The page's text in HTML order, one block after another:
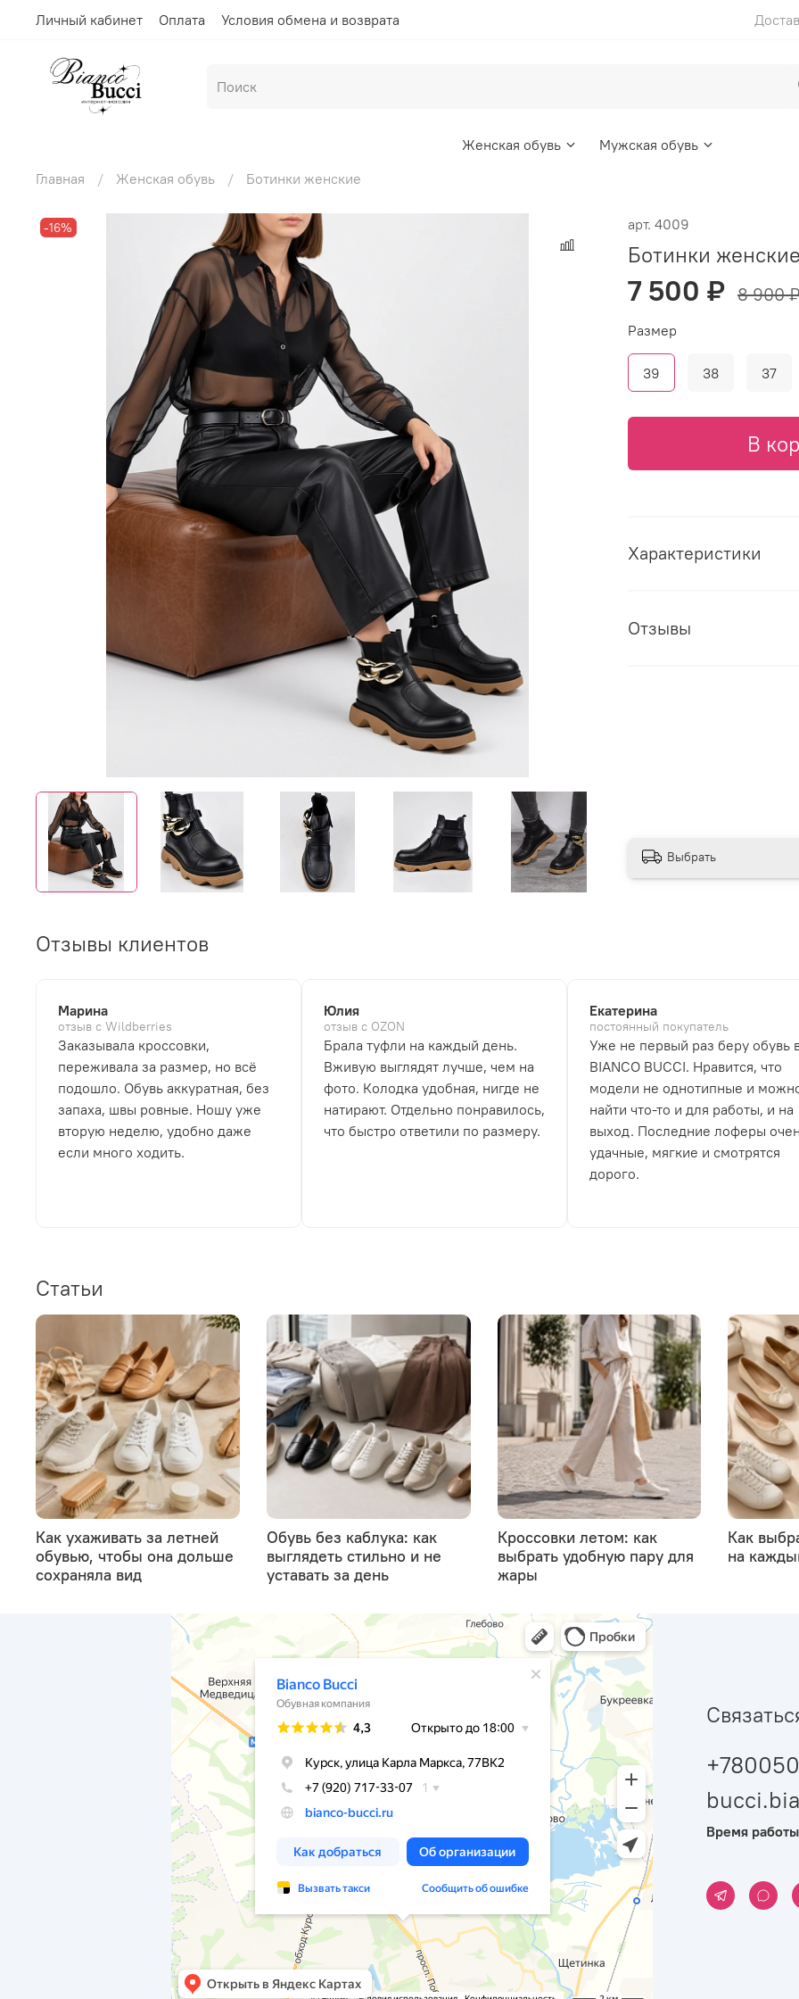
Личный кабинет Оплата Условия обмена и возврата
Женская обувь
Мужская обувь
Главная
Женская обувь Ботинки женские
-16% арт. 4009
Ботинки
7 500 ₽ 8 900 ₽
В
Размер
39 38 37
Характеристики
Отзывы
Выбрать
Отзывы клиентов
Марина
отзыв с Wildberries
Заказывала кроссовки,
переживала за размер, но всё
подошло. Обувь аккуратная, без
запаха, швы ровные. Ношу уже
вторую неделю, удобно даже
если много ходить.
Юлия
отзыв с OZON
Брала туфли на каждый день.
Вживую выглядят лучше, чем на
фото. Колодка удобная, нигде не
натирают. Отдельно понравилось,
что быстро ответили по размеру.
Екатерина
постоянный покупатель
Уже не первый раз беру обувь
BIANCO BUCCI. Нравится, что
модели не однотипные и
найти что-то и для работы, и на
выход. Последние лоферы
удачные, мягкие и смотрятся
дорого.
Статьи
Как ухаживать за летней
обувью, чтобы она дольше
сохраняла вид
Обувь без каблука: как
выглядеть стильно и не
уставать за день
Кроссовки летом: как
выбрать удобную пару для
жары
Как
на
Время